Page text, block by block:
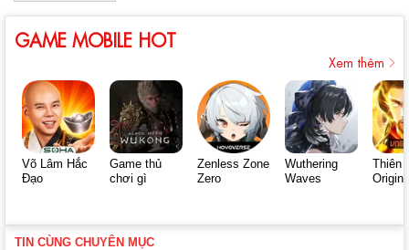
GAME MOBILE HOT
Xem thêm
Võ Lâm Hắc
Đạo
Game thủ
chơi gì
Zenless Zone
Zero
Wuthering
Waves
Thiên
Origin
TIN CÙNG CHUYÊN MỤC